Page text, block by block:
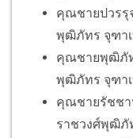
คุณชายปวรรุ
พุฒิภัทร จุฑา
คุณชายพุฒิภั
พุฒิภัทร จุฑา
คุณชายรัชช
ราชวงศ์พุฒิภั